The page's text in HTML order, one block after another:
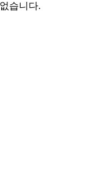
습니다.